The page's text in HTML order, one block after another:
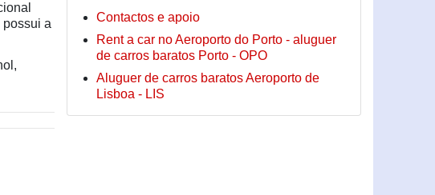
possui a
Contactos e apoio
Rent a car no Aeroporto do Porto - aluguer
de carros baratos Porto - OPO
Aluguer de carros baratos Aeroporto de
Lisboa - LIS